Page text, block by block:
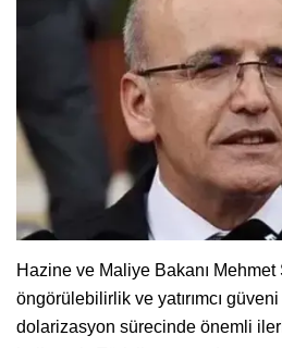
Hazine ve Maliye Bakanı Mehmet
öngörülebilirlik ve yatırımcı
dolarizasyon sürecinde önemli